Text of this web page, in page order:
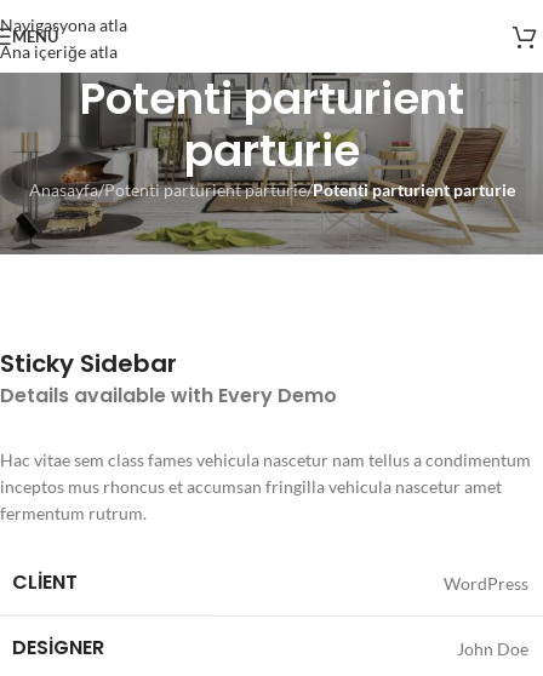
Navigasyona atla
Ana içeriğe atla
MENÜ
Potenti parturient
parturie
Anasayfa/Potenti parturient parturie/Potenti parturient parturie
Sticky Sidebar
Details available with Every Demo
Hac vitae sem class fames vehicula nascetur nam tellus a condimentum
inceptos mus rhoncus et accumsan fringilla vehicula nascetur amet
fermentum rutrum.
CLIENT WordPress
DESIGNER John Doe